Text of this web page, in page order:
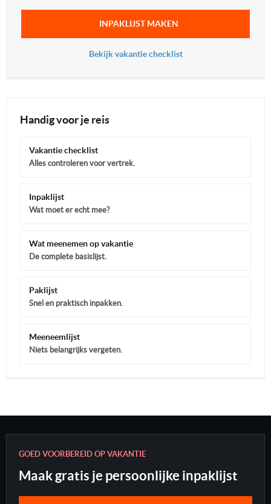
INPAKLIJST MAKEN
Bekijk vakantie checklist
Handig voor je reis
Vakantie checklist
Alles controleren voor vertrek.
Inpaklijst
Wat moet er echt mee?
Wat meenemen op vakantie
De complete basislijst.
Paklijst
Snel en praktisch inpakken.
Meeneemlijst
Niets belangrijks vergeten.
GOED VOORBEREID OP VAKANTIE
Maak gratis je persoonlijke inpaklijst